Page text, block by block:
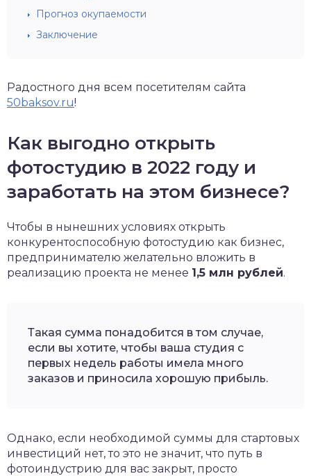
Прогноз окупаемости
Заключение
Радостного дня всем посетителям сайта
50baksov.ru!
Как выгодно открыть
фотостудию в 2022 году и
заработать на этом бизнесе?
Чтобы в нынешних условиях открыть
конкурентоспособную фотостудию как бизнес,
предпринимателю желательно вложить в
реализацию проекта не менее 1,5 млн рублей.
Такая сумма понадобится в том случае,
если вы хотите, чтобы ваша студия с
первых недель работы имела много
заказов и приносила хорошую прибыль.
Однако, если необходимой суммы для стартовых
инвестиций нет, то это не значит, что путь в
фотоиндустрию для вас закрыт, просто